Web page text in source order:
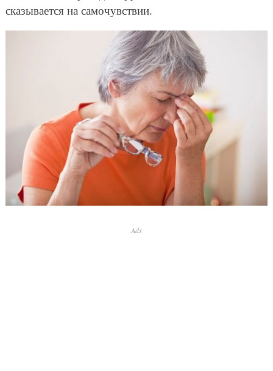
сказывается на самочувствии.
Ads